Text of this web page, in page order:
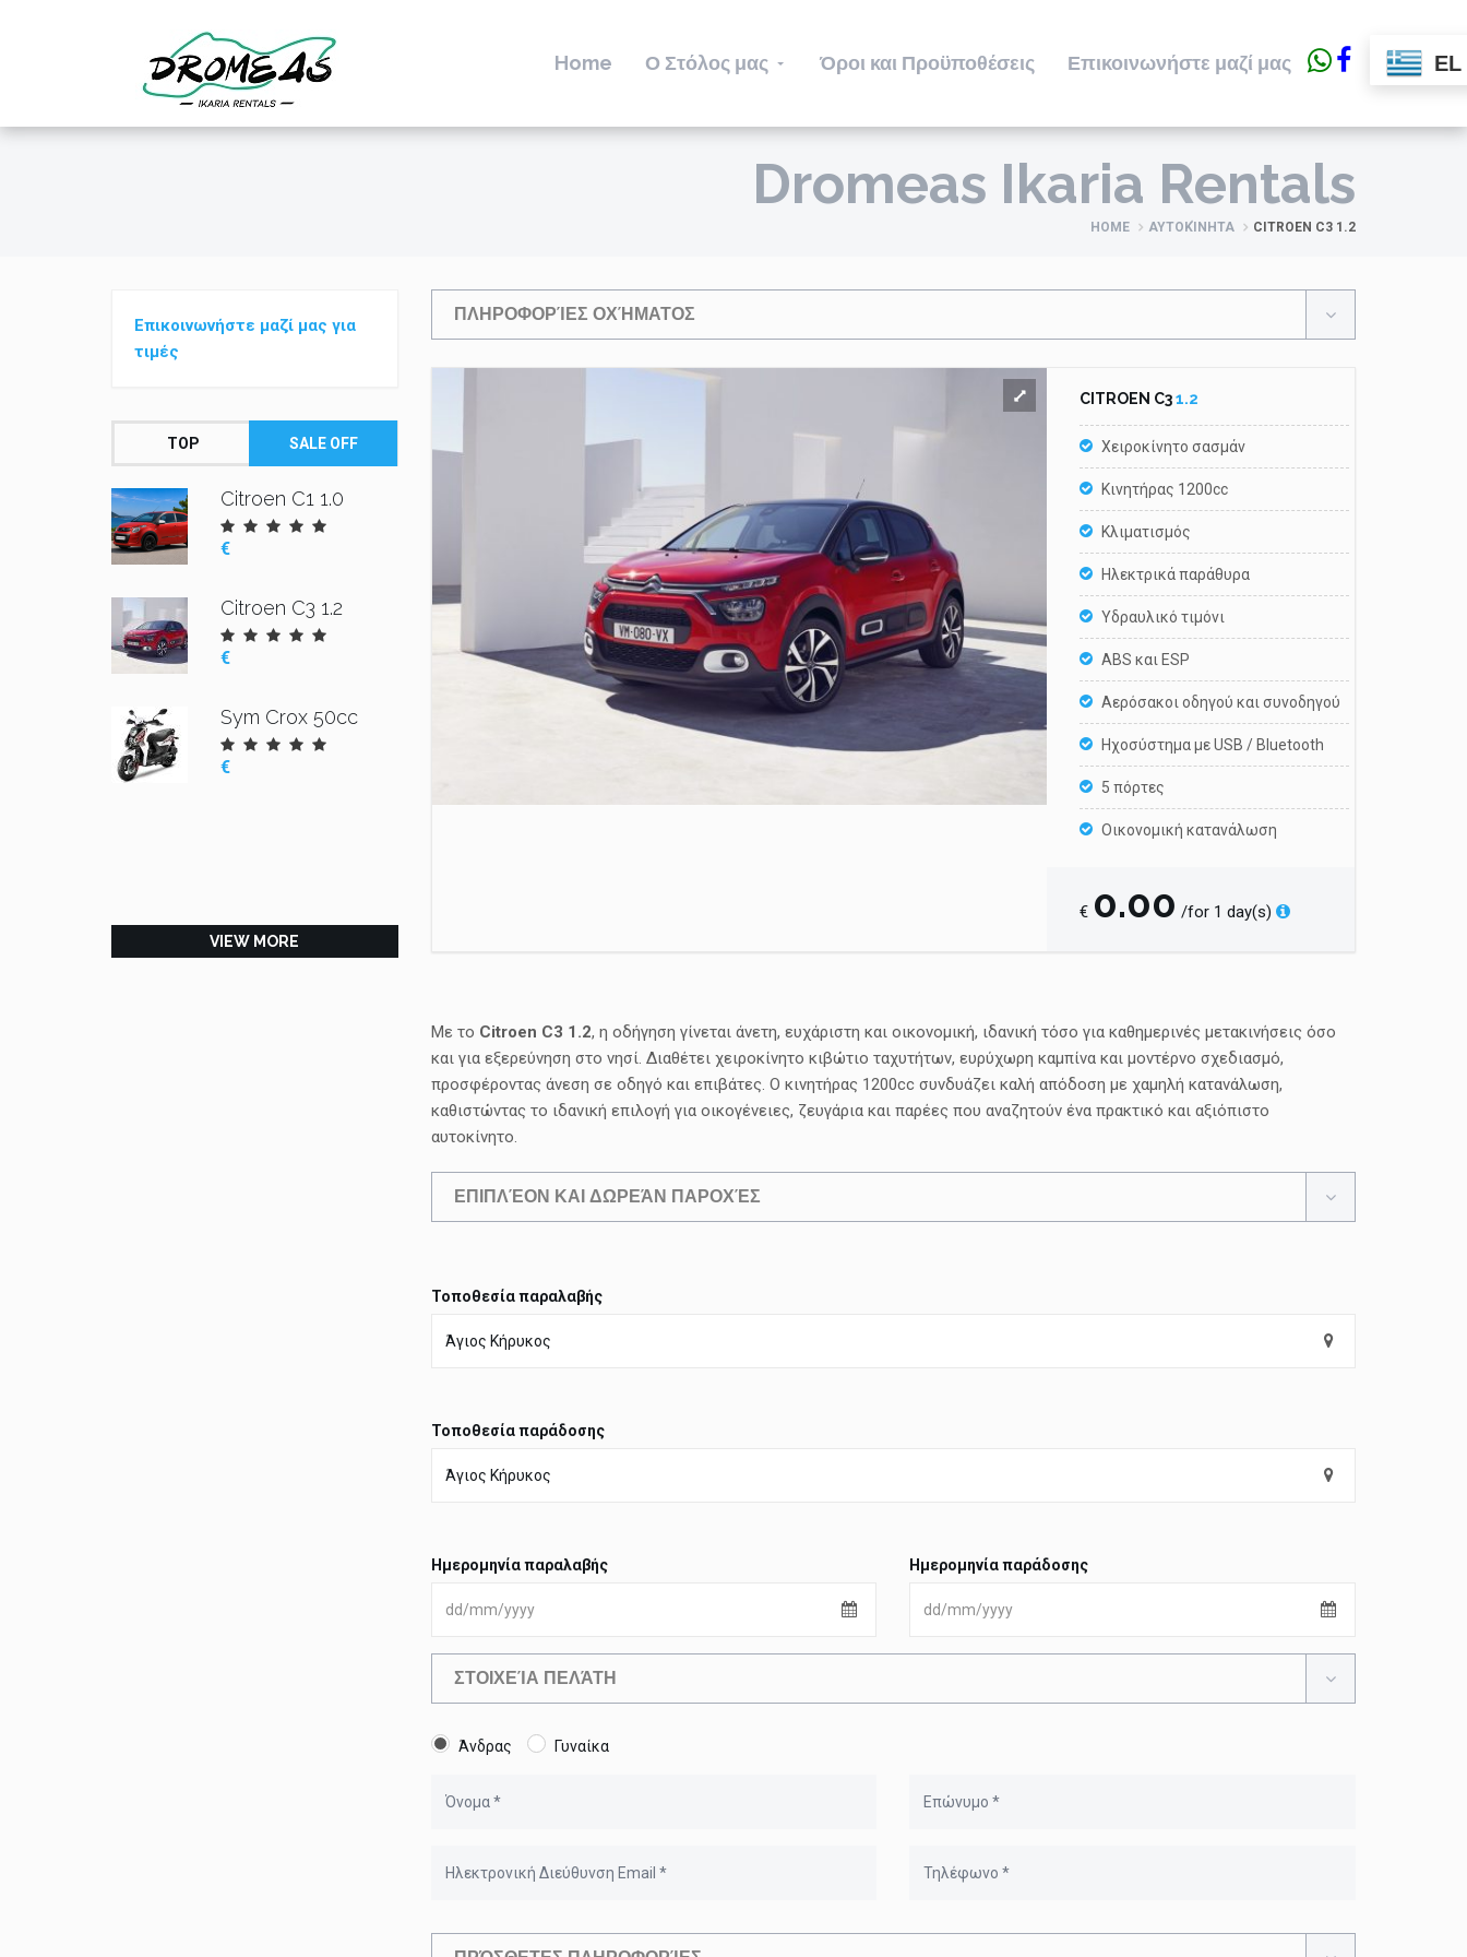
Home Ο Στόλος μας Όροι και Προϋποθέσεις Επικοινωνήστε μαζί μας EL
Dromeas Ikaria Rentals
HOME ΑΥΤΟΚΊΝΗΤΑ CITROEN C3 1.2
Επικοινωνήστε μαζί μας για
τιμές
TOP SALE OFF
Citroen C1 1.0
€
Citroen C3 1.2
€
Sym Crox 50cc
€
VIEW MORE
ΠΛΗΡΟΦΟΡΊΕΣ ΟΧΉΜΑΤΟΣ
CITROEN C31.2
Χειροκίνητο σασμάν
Κινητήρας 1200cc
Κλιματισμός
Ηλεκτρικά παράθυρα
Υδραυλικό τιμόνι
ABS και ESP
Αερόσακοι οδηγού και συνοδηγού
Ηχοσύστημα με USB / Bluetooth
5 πόρτες
Οικονομική κατανάλωση
€ 0.00 /for 1 day(s)
Με το Citroen C3 1.2, η οδήγηση γίνεται άνετη, ευχάριστη και οικονομική, ιδανική τόσο για καθημερινές μετακινήσεις όσο
και για εξερεύνηση στο νησί. Διαθέτει χειροκίνητο κιβώτιο ταχυτήτων, ευρύχωρη καμπίνα και μοντέρνο σχεδιασμό,
προσφέροντας άνεση σε οδηγό και επιβάτες. Ο κινητήρας 1200cc συνδυάζει καλή απόδοση με χαμηλή κατανάλωση,
καθιστώντας το ιδανική επιλογή για οικογένειες, ζευγάρια και παρέες που αναζητούν ένα πρακτικό και αξιόπιστο
αυτοκίνητο.
ΕΠΙΠΛΈΟΝ ΚΑΙ ΔΩΡΕΆΝ ΠΑΡΟΧΈΣ
Τοποθεσία παραλαβής
Τοποθεσία παράδοσης
Ημερομηνία παραλαβής Ημερομηνία παράδοσης
ΣΤΟΙΧΕΊΑ ΠΕΛΆΤΗ
Άνδρας Γυναίκα